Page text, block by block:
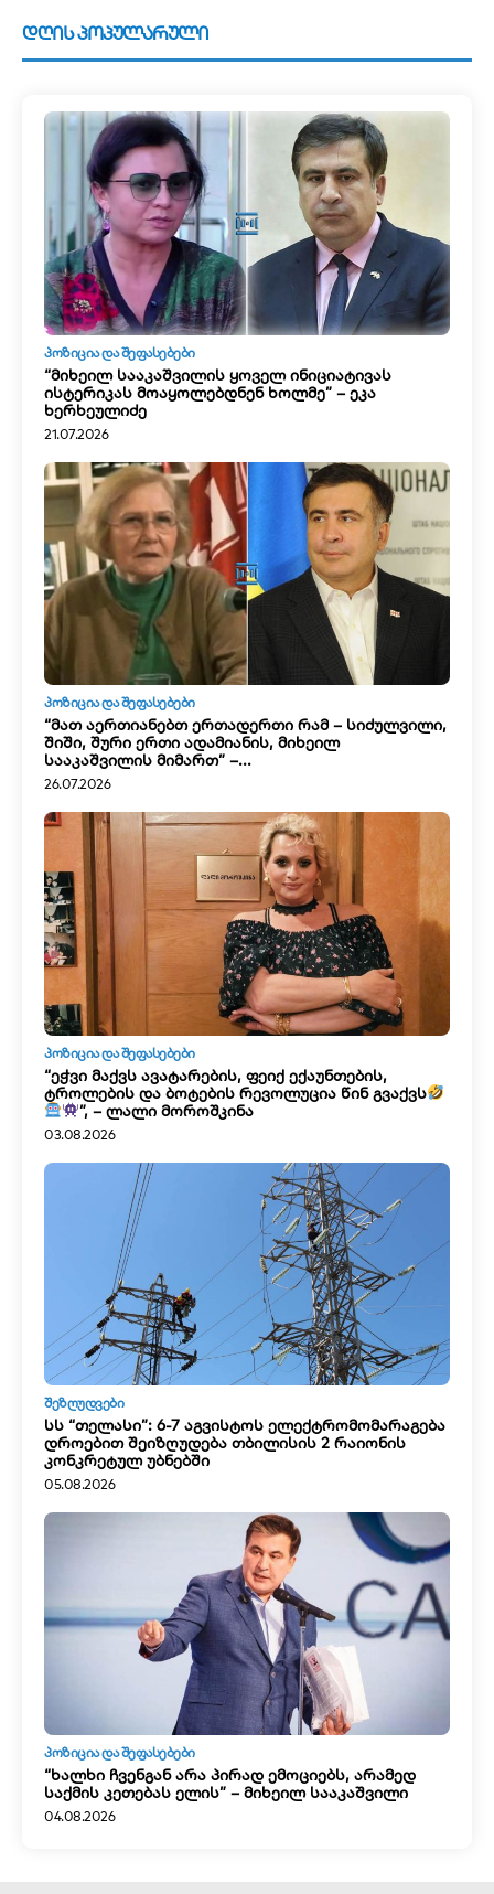
დღის პოპულარული
ᲞᲝᲖᲘᲪᲘᲐ ᲓᲐ ᲨᲔᲤᲐᲡᲔᲑᲔᲑᲘ
“მიხეილ სააკაშვილის ყოველ ინიციატივას
ისტერიკას მოაყოლებდნენ ხოლმე” – ეკა
ხერხეულიძე
21.07.2026
ᲞᲝᲖᲘᲪᲘᲐ ᲓᲐ ᲨᲔᲤᲐᲡᲔᲑᲔᲑᲘ
“მათ აერთიანებთ ერთადერთი რამ – სიძულვილი,
შიში, შური ერთი ადამიანის, მიხეილ
სააკაშვილის მიმართ” –...
26.07.2026
ᲞᲝᲖᲘᲪᲘᲐ ᲓᲐ ᲨᲔᲤᲐᲡᲔᲑᲔᲑᲘ
“ეჭვი მაქვს ავატარების, ფეიქ ექაუნთების,
ტროლების და ბოტების რევოლუცია წინ გვაქვს
”, – ლალი მოროშკინა
03.08.2026
ᲨᲔᲖᲦᲣᲓᲕᲔᲑᲘ
სს “თელასი”: 6-7 აგვისტოს ელექტრომომარაგება
დროებით შეიზღუდება თბილისის 2 რაიონის
კონკრეტულ უბნებში
05.08.2026
ᲞᲝᲖᲘᲪᲘᲐ ᲓᲐ ᲨᲔᲤᲐᲡᲔᲑᲔᲑᲘ
“ხალხი ჩვენგან არა პირად ემოციებს, არამედ
საქმის კეთებას ელის” – მიხეილ სააკაშვილი
04.08.2026